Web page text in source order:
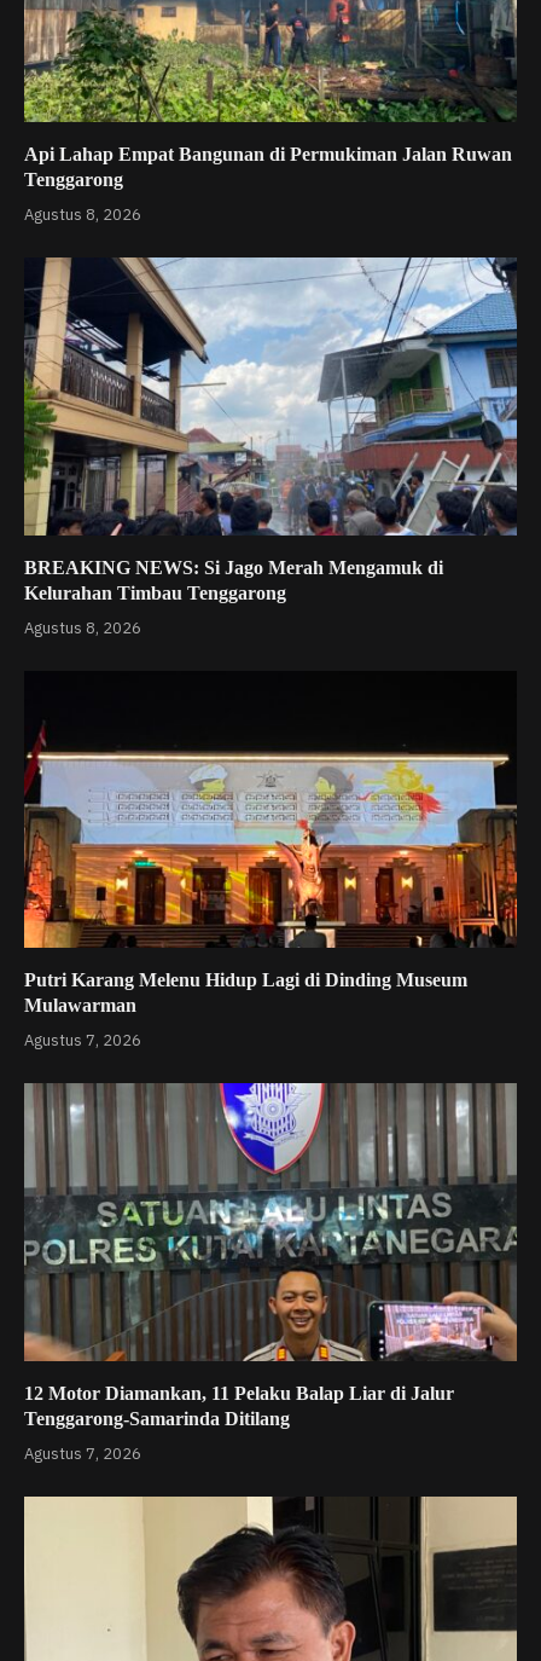
Api Lahap Empat Bangunan di Permukiman Jalan Ruwan
Tenggarong
Agustus 8, 2026
BREAKING NEWS: Si Jago Merah Mengamuk di
Kelurahan Timbau Tenggarong
Agustus 8, 2026
Putri Karang Melenu Hidup Lagi di Dinding Museum
Mulawarman
Agustus 7, 2026
12 Motor Diamankan, 11 Pelaku Balap Liar di Jalur
Tenggarong-Samarinda Ditilang
Agustus 7, 2026